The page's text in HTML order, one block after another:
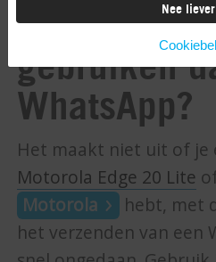
Liever iets
gebruiken
WhatsApp?
Het maakt niet uit of je
Motorola Edge 20 Lite
Motorola
hebt, met
het verzenden van een
Nee